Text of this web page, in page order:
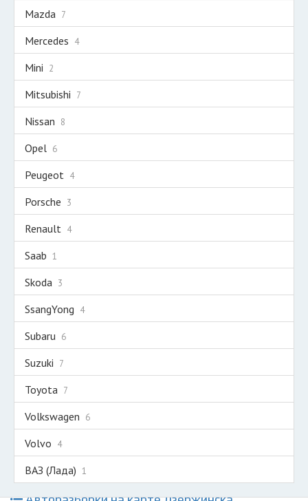
Mazda 7
Mercedes 4
Mini 2
Mitsubishi 7
Nissan 8
Opel 6
Peugeot 4
Porsche 3
Renault 4
Saab 1
Skoda 3
SsangYong 4
Subaru 6
Suzuki 7
Toyota 7
Volkswagen 6
Volvo 4
ВАЗ (Лада) 1